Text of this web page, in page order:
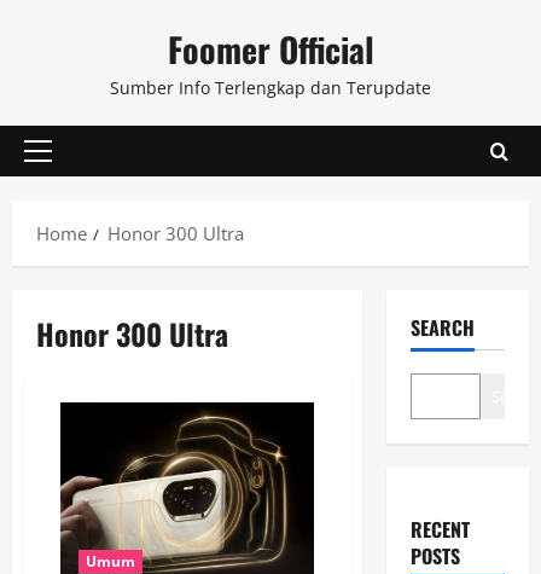
Foomer Official
Sumber Info Terlengkap dan Terupdate
Primary
Home
Honor 300 Ultra
Honor 300 Ultra
Umum
SEARCH
RECENT
POSTS